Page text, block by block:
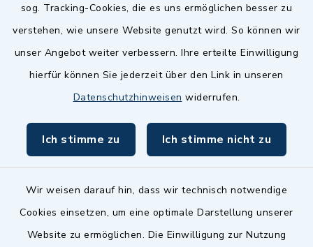
sog. Tracking-Cookies, die es uns ermöglichen besser zu
verstehen, wie unsere Website genutzt wird. So können wir
unser Angebot weiter verbessern. Ihre erteilte Einwilligung
hierfür können Sie jederzeit über den Link in unseren
Datenschutzhinweisen widerrufen.
Ich stimme zu Ich stimme nicht zu
Wir weisen darauf hin, dass wir technisch notwendige
Cookies einsetzen, um eine optimale Darstellung unserer
Website zu ermöglichen. Die Einwilligung zur Nutzung
Zenngrund Allianz
Dillenberggruppe
inixmedia GmbH